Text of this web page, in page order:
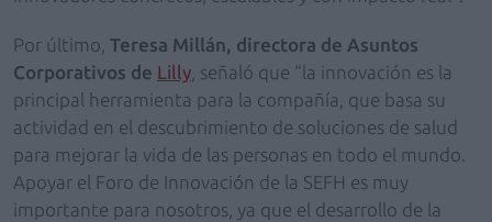
Por último, Teresa Millán, directora de Asuntos
Corporativos de Lilly , señaló que “la innovación es la
principal herramienta para la compañía, que basa su
actividad en el descubrimiento de soluciones de salud
para mejorar la vida de las personas en todo el mundo.
Apoyar el Foro de Innovación de la SEFH es muy
importante para nosotros, ya que el desarrollo de la